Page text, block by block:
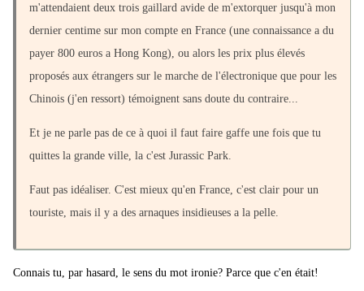
m'attendaient deux trois gaillard avide de m'extorquer jusqu'à mon
dernier centime sur mon compte en France (une connaissance a du
payer 800 euros a Hong Kong), ou alors les prix plus élevés
proposés aux étrangers sur le marche de l'électronique que pour les
Chinois (j'en ressort) témoignent sans doute du contraire...
Et je ne parle pas de ce à quoi il faut faire gaffe une fois que tu
quittes la grande ville, la c'est Jurassic Park.
Faut pas idéaliser. C'est mieux qu'en France, c'est clair pour un
touriste, mais il y a des arnaques insidieuses a la pelle.
Connais tu, par hasard, le sens du mot ironie? Parce que c'en était!